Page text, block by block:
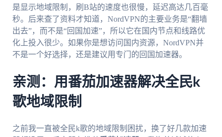
是显示地域限制，刷B站的速度也很慢，延迟高达几百毫
秒。后来查了资料才知道，NordVPN的主要业务是“翻墙
出去”，而不是“回国加速”，所以它在国内节点和线路优
化上投入很少。如果你是想访问国内资源，NordVPN并
不是一个好选择，还是建议用专门的回国加速器。
亲测：用番茄加速器解决全民k
歌地域限制
之前我一直被全民k歌的地域限制困扰，换了好几款加速